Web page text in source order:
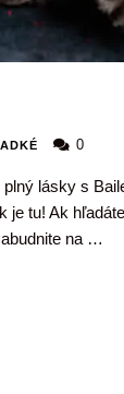
0
lásky s
je tu! Ak
na …